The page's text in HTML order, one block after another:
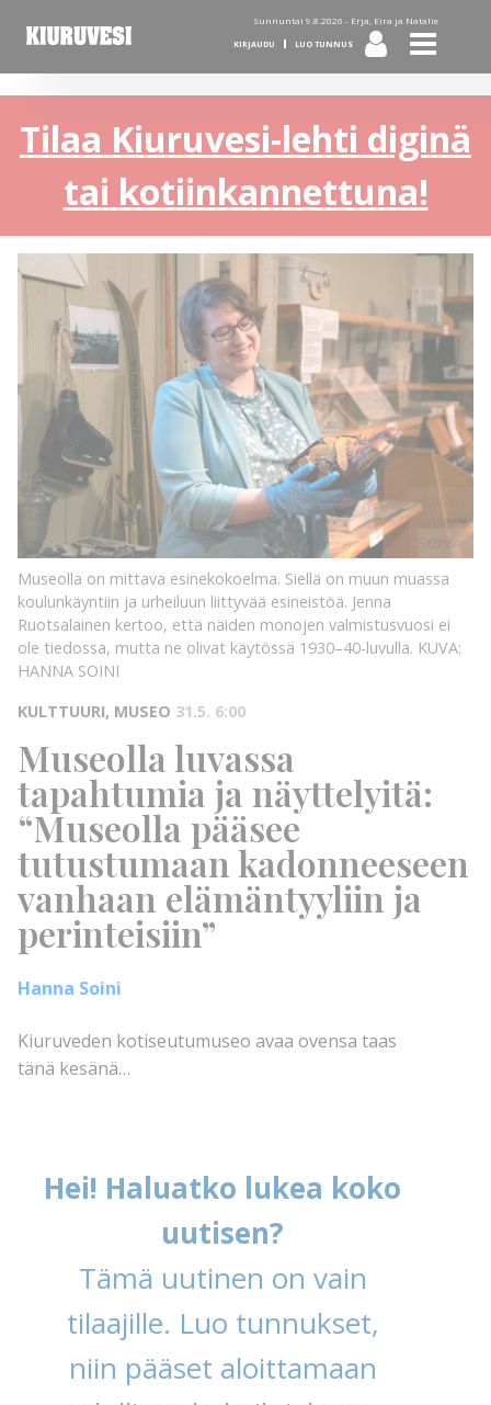
Sunnuntai 9.8.2026 - Erja, Eira ja Natalie
KIRJAUDU LUO TUNNUS
Tilaa Kiuruvesi-lehti diginä
tai kotiinkannettuna!
KUVA:
KUVA:
HANNA
SOINI
Museolla on mittava esinekokoelma. Siellä on muun muassa
koulunkäyntiin ja urheiluun liittyvää esineistöä. Jenna
Ruotsalainen kertoo, että näiden monojen valmistusvuosi ei
ole tiedossa, mutta ne olivat käytössä 1930–40-luvulla. KUVA:
HANNA SOINI
KULTTUURI, MUSEO 31.5. 6:00
Museolla luvassa
tapahtumia ja näyttelyitä:
“Museolla pääsee
tutustumaan kadonneeseen
vanhaan elämäntyyliin ja
perinteisiin”
Hanna Soini
Kiuruveden kotiseutumuseo avaa ovensa taas
tänä kesänä…
Hei! Haluatko lukea koko
uutisen?
Tämä uutinen on vain
tilaajille. Luo tunnukset,
niin pääset aloittamaan